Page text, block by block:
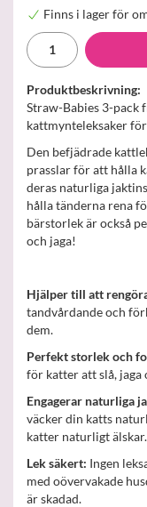
Finns i lager för
Produktbeskrivning:
Straw-Babies 3-pack
kattmynteleksaker
Den befjädrade
prasslar för att hålla
deras naturliga
hålla tänderna rena
bärstorlek är också
och jaga!
Hjälper till att
tandvårdande och
dem.
Perfekt storlek och
för katter att slå, jaga
Engagerar naturliga
väcker din katts
katter naturligt älskar.
Lek säkert: Ingen
med oövervakade
är skadad.